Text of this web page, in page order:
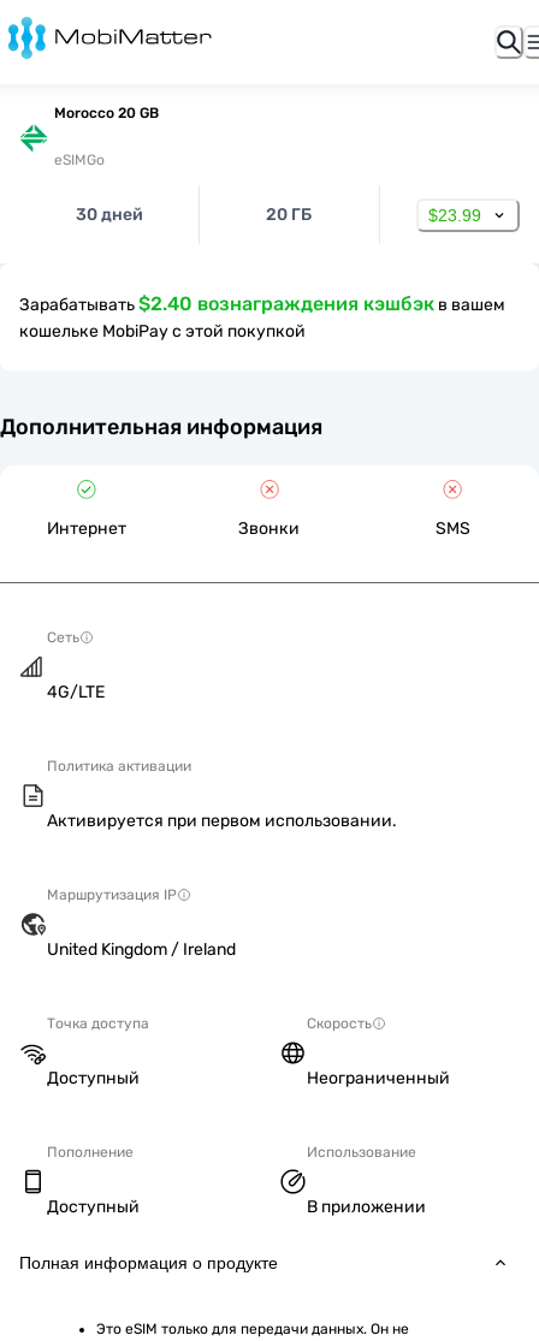
Morocco 20 GB
eSIMGo
30 дней 20 ГБ $23.99
Зарабатывать$2.40 вознаграждения кэшбэк в вашем
кошельке MobiPay с этой покупкой
Дополнительная информация
Интернет Звонки SMS
Сеть
4G/LTE
Политика активации
Активируется при первом использовании.
Маршрутизация IP
United Kingdom / Ireland
Точка доступа
Доступный
Скорость
Неограниченный
Пополнение
Доступный
Использование
В приложении
Полная информация о продукте
Это eSIM только для передачи данных. Он не